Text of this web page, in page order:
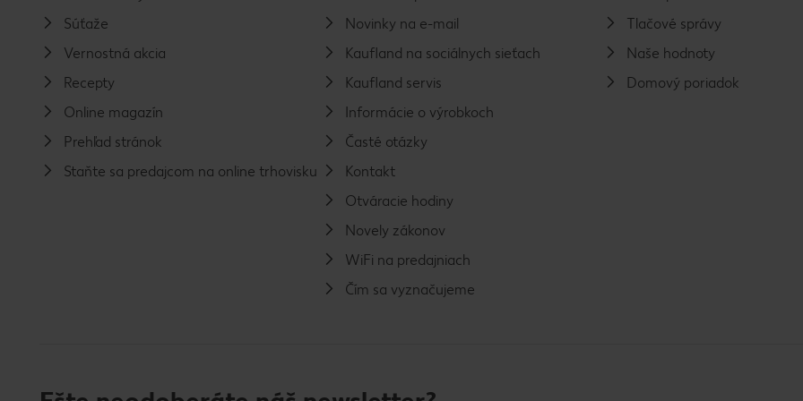
Súťaže
Vernostná akcia
Recepty
Online magazín
Prehľad stránok
Staňte sa predajcom na online trhovisku
Novinky na e-mail
Kaufland na sociálnych sieťach
Kaufland servis
Informácie o výrobkoch
Časté otázky
Kontakt
Otváracie hodiny
Novely zákonov
WiFi na predajniach
Čím sa vyznačujeme
Tlačové správy
Naše hodnoty
Domový poriadok